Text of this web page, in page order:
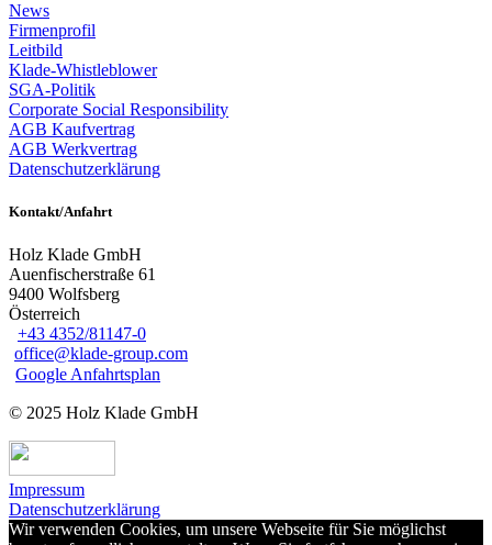
News
Firmenprofil
Leitbild
Klade-Whistleblower
SGA-Politik
Corporate Social Responsibility
AGB Kaufvertrag
AGB Werkvertrag
Datenschutzerklärung
Kontakt/Anfahrt
Holz Klade GmbH
Auenfischerstraße 61
9400 Wolfsberg
Österreich
+43 4352/81147-0
office@klade-group.com
Google Anfahrtsplan
© 2025 Holz Klade GmbH
Impressum
Datenschutzerklärung
Wir verwenden Cookies, um unsere Webseite für Sie möglichst